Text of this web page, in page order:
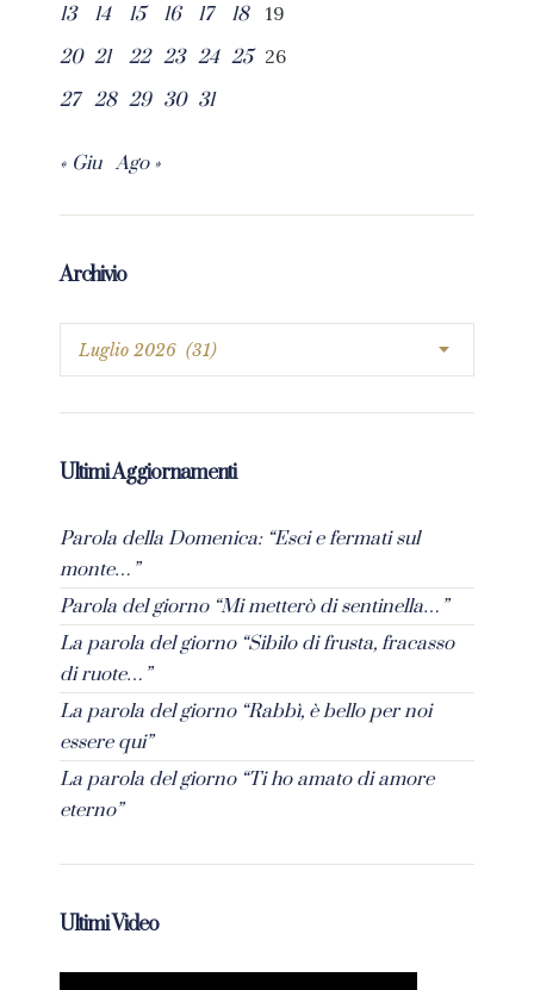
13
14 15 16 17 18
19
20 21 22 23 24 25 26
27 28 29 30 31
« Giu Ago »
Archivio
Ultimi Aggiornamenti
Parola della Domenica: “Esci e fermati sul
monte…”
Parola del giorno “Mi metterò di sentinella…”
La parola del giorno “Sibilo di frusta, fracasso
di ruote…”
La parola del giorno “Rabbì, è bello per noi
essere qui”
La parola del giorno “Ti ho amato di amore
eterno”
Ultimi Video